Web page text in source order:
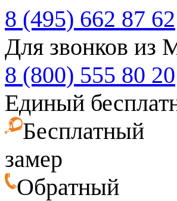
8 (495) 662 87 62
Для звонков из
8 (800) 555 80 20
Единый
Бесплатный
замер
Обратный